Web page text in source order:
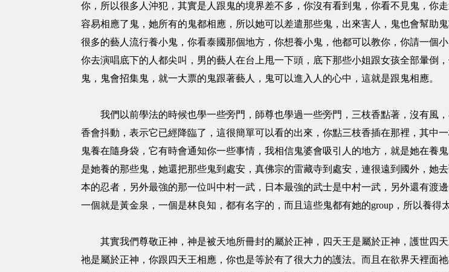
你，所以很多人沖犯，其實是人跟鬼的境界差不多，你沒有看到鬼，你看不見鬼，你
容易相應了鬼，她所有的鬼都相應，所以她可以差遣那些鬼，出來害人，鬼也會幫助
很多的藝人流行養小鬼，你看泰國那個地方，你想養小鬼，他都可以教你，你請一個
你去演唱底下的人都尖叫，男的藝人在台上甩一下頭，底下那些小姐跟女孩全部暈倒
鬼，鬼會招集鬼，就一大票的鬼跟著藝人，鬼可以進入人的心中，這就是跟鬼相應。
我們以前學法的時候也學一些旁門，師尊也學過一些旁門，三枝香點著，沒有風
香會抖動，表示它已經降臨了，這很簡單可以看的出來，你點三枝香插在那裡，其中
鬼養在隨身袋，它有時會通知你一些事情，我相信鬼婆會吸引人的地方，就是她在養
是她養的那些鬼，她還把那些鬼到處安，真佛宗的雷藏寺到處安，連很遠到國外，她
本的忍者，另外最強的那一位叫中村一武，日本最強的武士是中村一武，另外還有渡
一個就是黃金泉，一個是林良知，都有名字的，而且這些鬼都有她的group，所以養得
其實我們尊敬正神，神是被天地所冊封的屬於正神，四天王是屬於正神，護世四天
祂是屬於正神，你跟四天王相應，你也是等於有了很大力的護法。而且在欲界天裡面